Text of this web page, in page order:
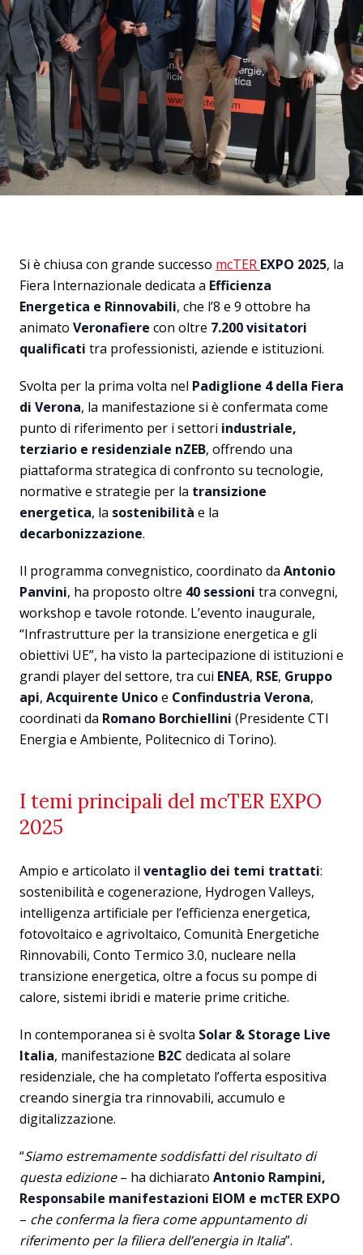
Si è chiusa con grande successo mcTER EXPO 2025, la
Fiera Internazionale dedicata a Efficienza
Energetica e Rinnovabili, che l’8 e 9 ottobre ha
animato Veronafiere con oltre 7.200 visitatori
qualificati tra professionisti, aziende e istituzioni.
Svolta per la prima volta nel Padiglione 4 della Fiera
di Verona, la manifestazione si è confermata come
punto di riferimento per i settori industriale,
terziario e residenziale nZEB, offrendo una
piattaforma strategica di confronto su tecnologie,
normative e strategie per la transizione
energetica, la sostenibilità e la
decarbonizzazione.
Il programma convegnistico, coordinato da Antonio
Panvini, ha proposto oltre 40 sessioni tra convegni,
workshop e tavole rotonde. L’evento inaugurale,
“Infrastrutture per la transizione energetica e gli
obiettivi UE”, ha visto la partecipazione di istituzioni e
grandi player del settore, tra cui ENEA, RSE, Gruppo
api, Acquirente Unicoe Confindustria Verona,
coordinati da Romano Borchiellini (Presidente CTI
Energia e Ambiente, Politecnico di Torino).
I temi principali del mcTER EXPO
2025
Ampio e articolato il ventaglio dei temi trattati:
sostenibilità e cogenerazione, Hydrogen Valleys,
intelligenza artificiale per l’efficienza energetica,
fotovoltaico e agrivoltaico, Comunità Energetiche
Rinnovabili, Conto Termico 3.0, nucleare nella
transizione energetica, oltre a focus su pompe di
calore, sistemi ibridi e materie prime critiche.
In contemporanea si è svolta Solar & Storage Live
Italia, manifestazione B2C dedicata al solare
residenziale, che ha completato l’offerta espositiva
creando sinergia tra rinnovabili, accumulo e
digitalizzazione.
“Siamo estremamente soddisfatti del risultato di
questa edizione– ha dichiarato Antonio Rampini,
Responsabile manifestazioni EIOM e mcTER EXPO
– che conferma la fiera come appuntamento di
riferimento per la filiera dell’energia in Italia”.